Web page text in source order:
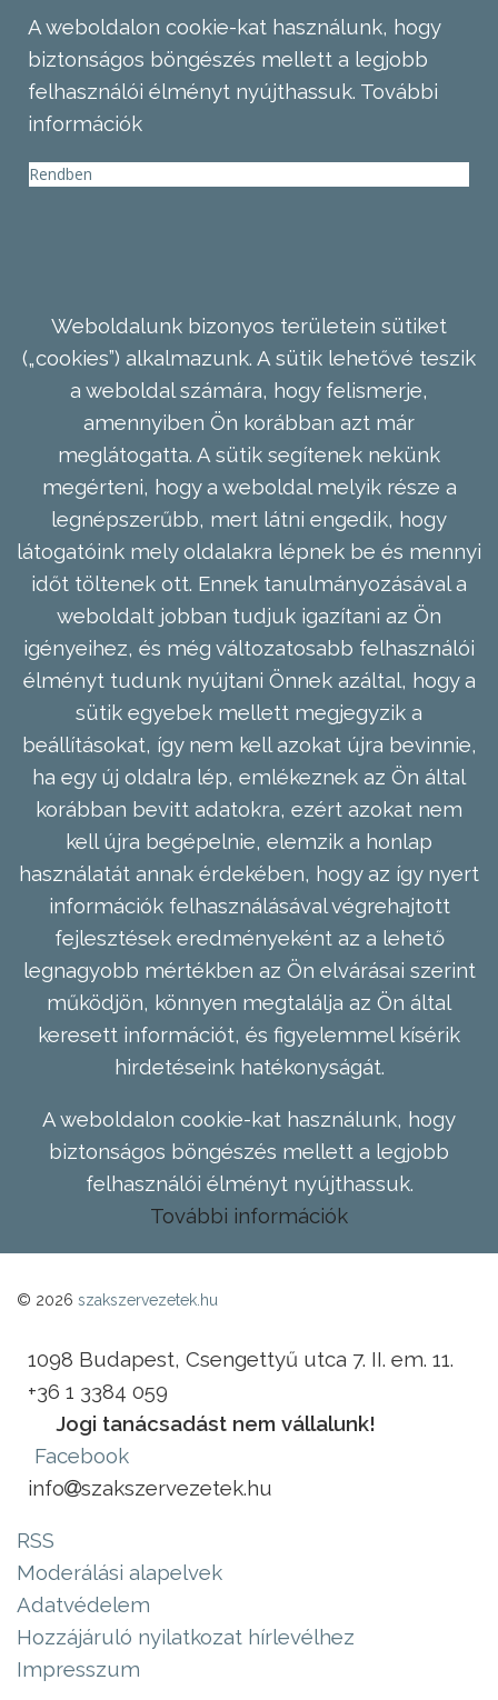
A weboldalon cookie-kat használunk, hogy
biztonságos böngészés mellett a legjobb
felhasználói élményt nyújthassuk. További
információk
Rendben
Weboldalunk bizonyos területein sütiket
(„cookies”) alkalmazunk. A sütik lehetővé teszik
a weboldal számára, hogy felismerje,
amennyiben Ön korábban azt már
meglátogatta. A sütik segítenek nekünk
megérteni, hogy a weboldal melyik része a
legnépszerűbb, mert látni engedik, hogy
látogatóink mely oldalakra lépnek be és mennyi
időt töltenek ott. Ennek tanulmányozásával a
weboldalt jobban tudjuk igazítani az Ön
igényeihez, és még változatosabb felhasználói
élményt tudunk nyújtani Önnek azáltal, hogy a
sütik egyebek mellett megjegyzik a
beállításokat, így nem kell azokat újra bevinnie,
ha egy új oldalra lép, emlékeznek az Ön által
korábban bevitt adatokra, ezért azokat nem
kell újra begépelnie, elemzik a honlap
használatát annak érdekében, hogy az így nyert
információk felhasználásával végrehajtott
fejlesztések eredményeként az a lehető
legnagyobb mértékben az Ön elvárásai szerint
működjön, könnyen megtalálja az Ön által
keresett információt, és figyelemmel kísérik
hirdetéseink hatékonyságát.
A weboldalon cookie-kat használunk, hogy
biztonságos böngészés mellett a legjobb
felhasználói élményt nyújthassuk.
További információk
© 2026 szakszervezetek.hu
1098 Budapest, Csengettyű utca 7. II. em. 11.
+36 1 3384 059
Jogi tanácsadást nem vállalunk!
Facebook
info
szakszervezetek.hu
RSS
Moderálási alapelvek
Adatvédelem
Hozzájáruló nyilatkozat hírlevélhez
Impresszum